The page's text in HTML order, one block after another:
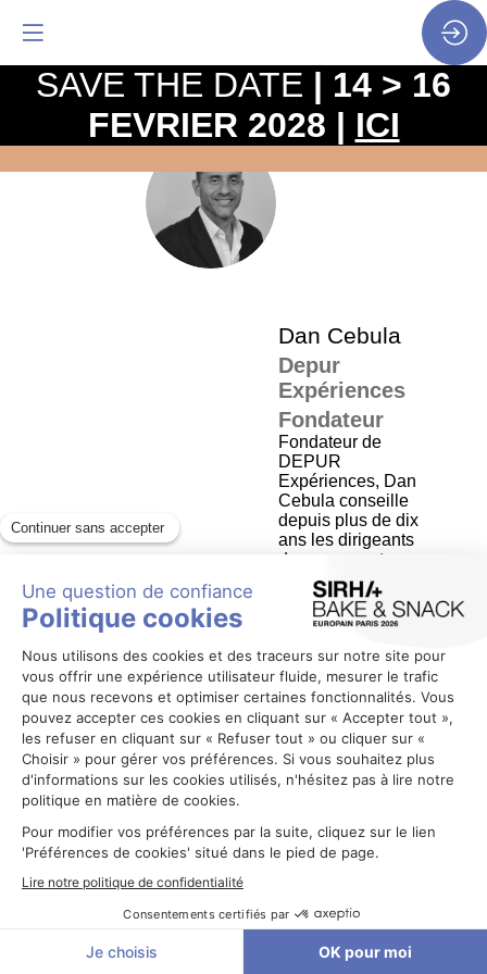
DC
DC
Dan Cebula
Depur
Expériences
Fondateur
Fondateur de
DEPUR
Expériences, Dan
Cebula conseille
depuis plus de dix
ans les dirigeants
de groupes et
d’opérateurs sur la
stratégie et la
performance de
restauration et
d’hospitalité.
Entrepreneur
depuis 25 ans,
passé par la
création et
l’exploitation de
ses cinq
d’Endroit Pour
Une Rencontre
apporte une
lecture très terrain
des modèles
SAVE THE DATE | 14 > 16
FEVRIER 2028 | ICI